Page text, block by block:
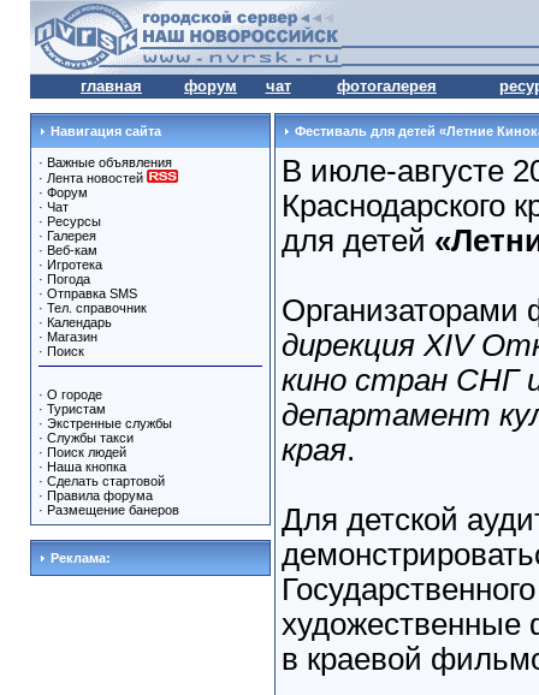
главная форум чат фотогалерея
Навигация сайта
· Важные объявления
· Лента новостей
· Форум
· Чат
· Ресурсы
· Галерея
· Веб-кам
· Игротека
· Погода
· Отправка SMS
· Тел. справочник
· Календарь
· Магазин
· Поиск
· О городе
· Туристам
· Экстренные службы
· Службы такси
· Поиск людей
· Наша кнопка
· Сделать стартовой
· Правила форума
· Размещение банеров
Реклама:
Фестиваль для детей «Летние
В июле-августе
Краснодарского
для детей
Организаторами
дирекция XIV
кино стран СНГ
департамент
края.
Для детской
в краевой